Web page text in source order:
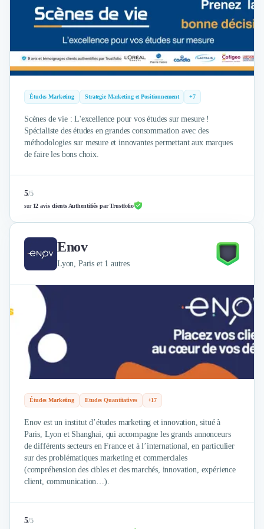
Externalisation Administrative
Direction Financière Externalisée (DAF)
Transactions Services
Droit Commercial
Droit du Travail
Propriété Intellectuelle (IP/IT)
Banque
Gestion de trésorerie
Recouvrement
Financement de matériel ou équipement
Audit
Solutions de Paiement
Fiscalité
UX & UI Design
Product Management
Internet of Things (IoT)
Packaging & Emballages
Support Client
Téléphonie & Télécommunication
Maintenance et Infogérance
BI, Analytics & Big Data
Graphisme & Illustration
Design Thinking
Développement Logiciel
Création de Site Internet
Développement d'Application Mobile
Développement E-commerce
Direction Artistique
Cybersécurité
Logiciel E-Commerce
Études Marketing Strategie Marketing et Positionnement +7
Scènes de vie : L'excellence pour vos études sur mesure !
Spécialiste des études en grandes consommation avec des
méthodologies sur mesure et innovantes permettant aux marques
de faire les bons choix.
5/5
sur 12 avis clients Authentifiés par Trustfolio
Enov
Lyon, Paris et 1 autres
Études Marketing Etudes Quantitatives +17
Enov est un institut d’études marketing et innovation, situé à
Paris, Lyon et Shanghai, qui accompagne les grands annonceurs
de différents secteurs en France et à l’international, en particulier
sur des problématiques marketing et commerciales
(compréhension des cibles et des marchés, innovation, expérience
client, communication…).
5/5